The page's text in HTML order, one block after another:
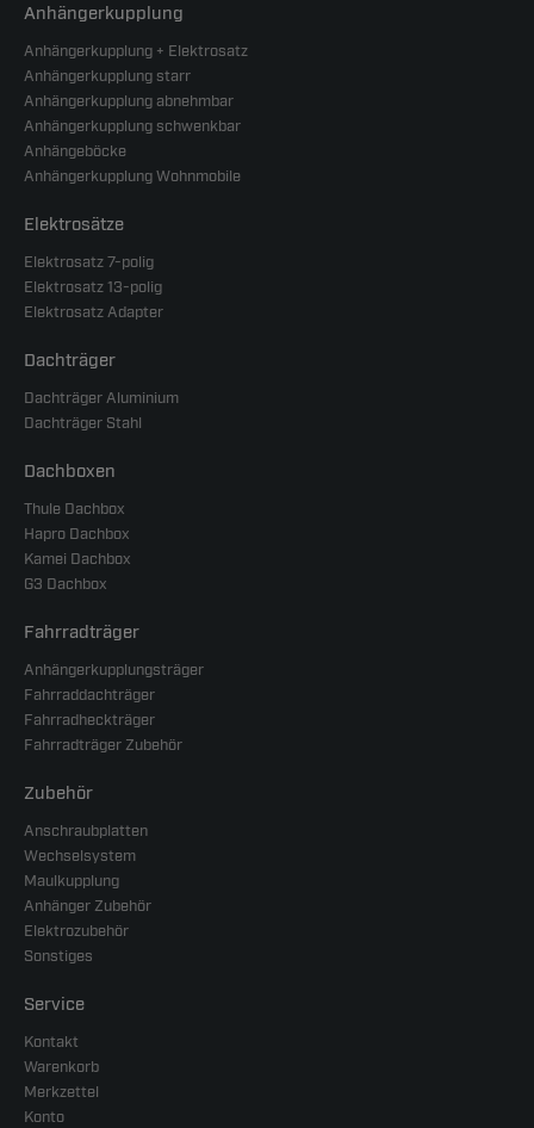
Anhängerkupplung
Anhängerkupplung + Elektrosatz
Anhängerkupplung starr
Anhängerkupplung abnehmbar
Anhängerkupplung schwenkbar
Anhängeböcke
Anhängerkupplung Wohnmobile
Elektrosätze
Elektrosatz 7-polig
Elektrosatz 13-polig
Elektrosatz Adapter
Dachträger
Dachträger Aluminium
Dachträger Stahl
Dachboxen
Thule Dachbox
Hapro Dachbox
Kamei Dachbox
G3 Dachbox
Fahrradträger
Anhängerkupplungsträger
Fahrraddachträger
Fahrradheckträger
Fahrradträger Zubehör
Zubehör
Anschraubplatten
Wechselsystem
Maulkupplung
Anhänger Zubehör
Elektrozubehör
Sonstiges
Service
Kontakt
Warenkorb
Merkzettel
Konto